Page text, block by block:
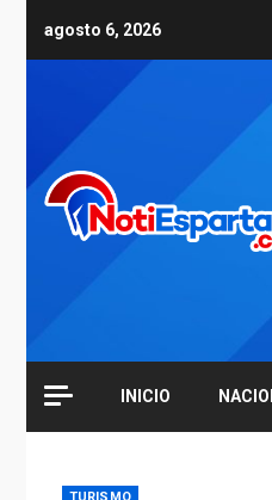
agosto 6, 2026
INICIO